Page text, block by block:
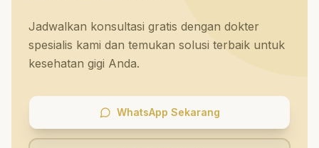
Jadwalkan konsultasi gratis dengan dokter
spesialis kami dan temukan solusi terbaik untuk
kesehatan gigi Anda.
WhatsApp Sekarang